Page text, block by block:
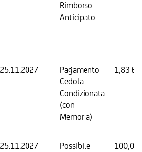
Rimborso
Anticipato
25.11.2027
Pagamento
Cedola
Condizionata
(con
Memoria)
1,83
25.11.2027
Possibile
100,00